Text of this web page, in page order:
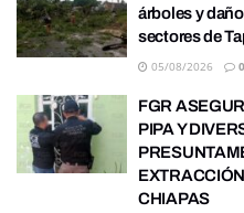
árboles y
sectores de
05/08/2026 0
FGR
PIPA Y
CHIAPAS